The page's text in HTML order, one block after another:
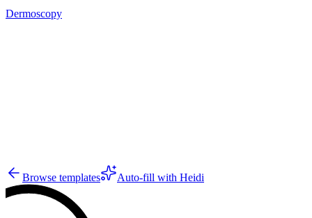
Dermoscopy
Browse templates Auto-fill with Heidi